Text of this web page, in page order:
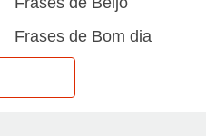
Frases de Bom dia
Frases de Dia Internacional